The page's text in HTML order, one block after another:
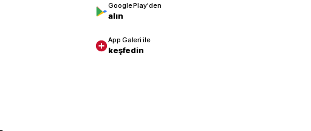
Google Play'den
alın
App Galeri ile
keşfedin